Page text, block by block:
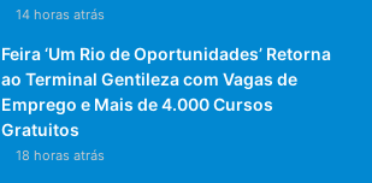
14 horas atrás
Feira ‘Um Rio de Oportunidades’ Retorna
ao Terminal Gentileza com Vagas de
Emprego e Mais de 4.000 Cursos
Gratuitos
18 horas atrás